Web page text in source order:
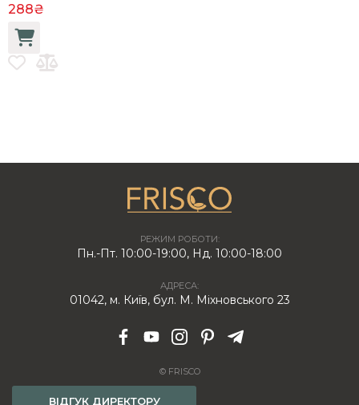
288₴
РЕЖИМ РОБОТИ:
Пн.-Пт. 10:00-19:00, Нд. 10:00-18:00
АДРЕСА:
01042, м. Київ, бул. М. Міхновського 23
© FRISCO
ВІДГУК ДИРЕКТОРУ